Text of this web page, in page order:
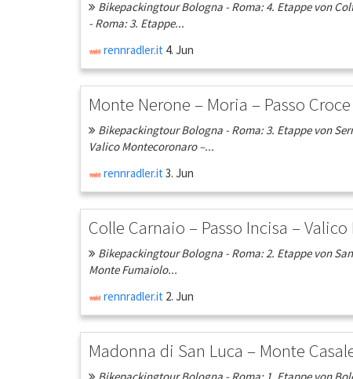
Bikepackingtour Bologna - Roma: 4. Etappe von
- Roma: 3. Etappe...
rennradler.it 4. Jun
Monte Nerone – Moria – Passo
Bikepackingtour Bologna - Roma: 3. Etappe von
Valico Montecoronaro –...
rennradler.it 3. Jun
Colle Carnaio – Passo Incisa –
Bikepackingtour Bologna - Roma: 2. Etappe von
Monte Fumaiolo...
rennradler.it 2. Jun
Madonna di San Luca – Monte